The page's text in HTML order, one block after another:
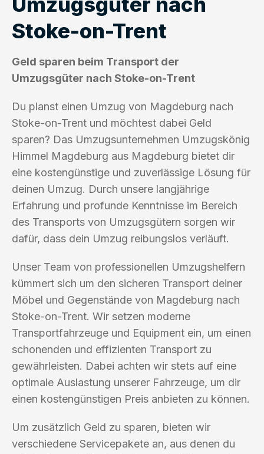
Stoke-on-Trent
Geld sparen beim Transport der
Umzugsgüter nach Stoke-on-Trent
Du planst einen Umzug von Magdeburg nach
Stoke-on-Trent und möchtest dabei Geld
sparen? Das Umzugsunternehmen Umzugskönig
Himmel Magdeburg aus Magdeburg bietet dir
eine kostengünstige und zuverlässige Lösung für
deinen Umzug. Durch unsere langjährige
Erfahrung und profunde Kenntnisse im Bereich
des Transports von Umzugsgütern sorgen wir
dafür, dass dein Umzug reibungslos verläuft.
Unser Team von professionellen Umzugshelfern
kümmert sich um den sicheren Transport deiner
Möbel und Gegenstände von Magdeburg nach
Stoke-on-Trent. Wir setzen moderne
Transportfahrzeuge und Equipment ein, um einen
schonenden und effizienten Transport zu
gewährleisten. Dabei achten wir stets auf eine
optimale Auslastung unserer Fahrzeuge, um dir
einen kostengünstigen Preis anbieten zu können.
Um zusätzlich Geld zu sparen, bieten wir
verschiedene Servicepakete an, aus denen du